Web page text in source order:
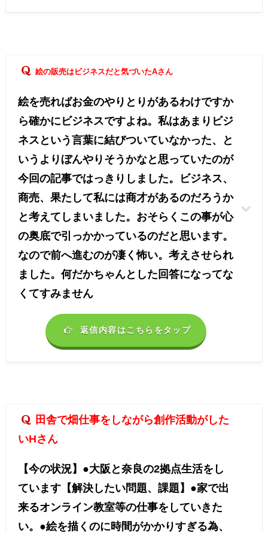
絵の販売はビジネスだと気づいたAさん
絵を売ればお金のやりとりがあるわけですか
ら確かにビジネスですよね。私はあまりビジ
ネスという言葉に結びついていなかった、と
いうよりぼんやりそうかなと思っていたのが
今回の記事ではっきりしました。ビジネス、
商売、果たして私には商才があるのだろうか
と考えてしまいました。おそらくこの事が心
の奥底で引っかかっているのだと思います。
なので前へ進むのが凄く怖い。考えさせられ
ました。何だかちゃんとした回答になってな
くてすみません
返信内容はこちらをタップ
田舎で畑仕事をしながら創作活動がした
いHさん
【今の状況】●大阪と奈良の2拠点生活をし
ています【解決したい問題、課題】●家で出
来るオンライン教室等の仕事をしていきた
い。●絵を描くのに時間がかかりすぎる為、